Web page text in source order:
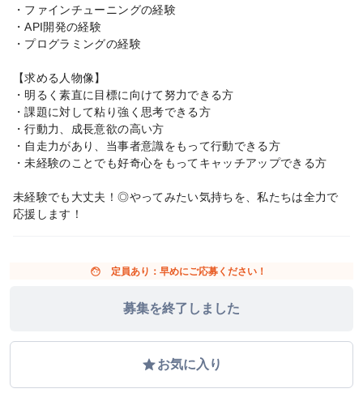
・ファインチューニングの経験
・API開発の経験
・プログラミングの経験
【求める人物像】
・明るく素直に目標に向けて努力できる方
・課題に対して粘り強く思考できる方
・行動力、成長意欲の高い方
・自走力があり、当事者意識をもって行動できる方
・未経験のことでも好奇心をもってキャッチアップできる方
未経験でも大丈夫！◎やってみたい気持ちを、私たちは全力で
応援します！
face 定員あり：早めにご応募ください！
募集を終了しました
gradeお気に入り